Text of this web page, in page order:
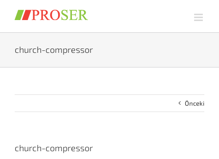
church-compressor
Önceki
church-compressor